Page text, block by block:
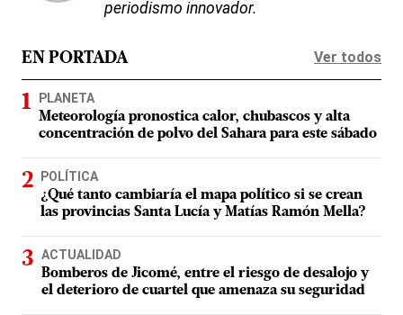
periodismo innovador.
EN PORTADA Ver todos
PLANETA
Meteorología pronostica calor, chubascos y alta
concentración de polvo del Sahara para este sábado
POLÍTICA
¿Qué tanto cambiaría el mapa político si se crean
las provincias Santa Lucía y Matías Ramón Mella?
ACTUALIDAD
Bomberos de Jicomé, entre el riesgo de desalojo y
el deterioro de cuartel que amenaza su seguridad